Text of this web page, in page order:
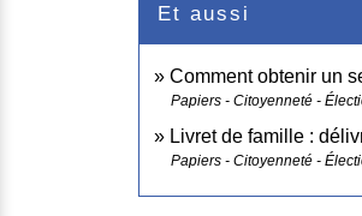
Et aussi
Comment obtenir un
Papiers - Citoyenneté -
Livret de famille :
Papiers - Citoyenneté -